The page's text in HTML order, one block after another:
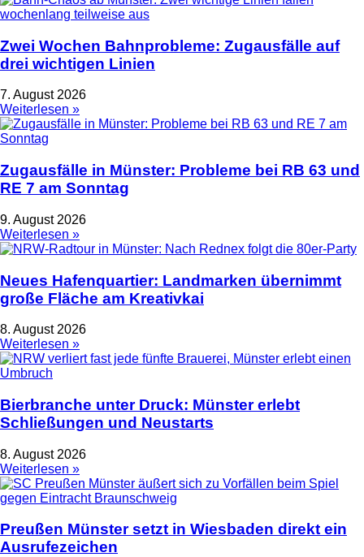
Zwei Wochen Bahnprobleme: Zugausfälle auf
drei wichtigen Linien
7. August 2026
Weiterlesen »
Zugausfälle in Münster: Probleme bei RB 63 und
RE 7 am Sonntag
9. August 2026
Weiterlesen »
Neues Hafenquartier: Landmarken übernimmt
große Fläche am Kreativkai
8. August 2026
Weiterlesen »
Bierbranche unter Druck: Münster erlebt
Schließungen und Neustarts
8. August 2026
Weiterlesen »
Preußen Münster setzt in Wiesbaden direkt ein
Ausrufezeichen